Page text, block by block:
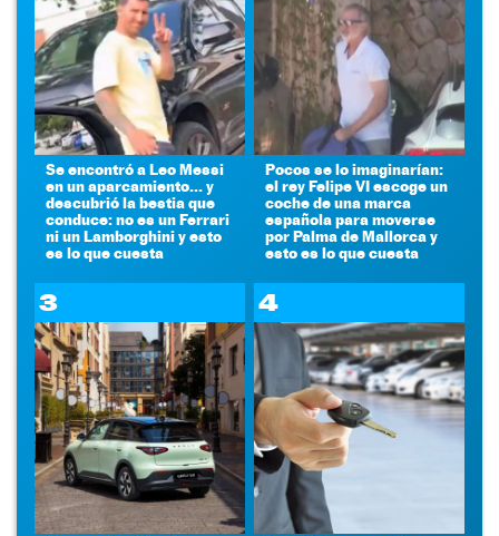
Se encontró a Leo Messi
en un aparcamiento... y
descubrió la bestia que
conduce: no es un Ferrari
ni un Lamborghini y esto
es lo que cuesta
Pocos se lo imaginarían:
el rey Felipe VI escoge un
coche de una marca
española para moverse
por Palma de Mallorca y
esto es lo que cuesta
3 4